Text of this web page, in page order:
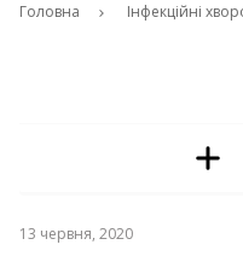
Головна Інфекційні
13 червня, 2020